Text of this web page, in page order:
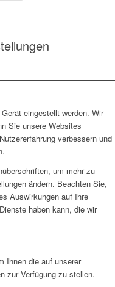
eingestellt werden. Wir
Sie unsere Websites
verbessern und
um mehr zu
ändern. Beachten Sie,
Auswirkungen auf Ihre
haben kann, die wir
Ihnen die auf unserer
zur Verfügung zu stellen.